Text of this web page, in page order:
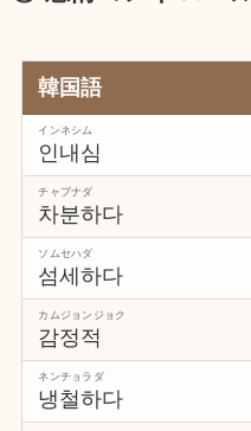
韓国語
인내심
インネシム
차분하다
チャブナダ
섬세하다
ソムセハダ
감정적
カムジョンジョク
냉철하다
ネンチョラダ